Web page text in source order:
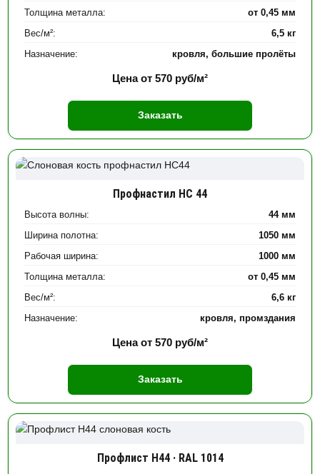
Толщина металла:
от 0,45 мм
Вес/м²:
6,5 кг
Назначение:
кровля, большие пролёты
Цена от 570 руб/м²
Заказать
Профнастил НС 44
Высота волны:
44 мм
Ширина полотна:
1050 мм
Рабочая ширина:
1000 мм
Толщина металла:
от 0,45 мм
Вес/м²:
6,6 кг
Назначение:
кровля, промздания
Цена от 570 руб/м²
Заказать
Профлист Н44 · RAL 1014